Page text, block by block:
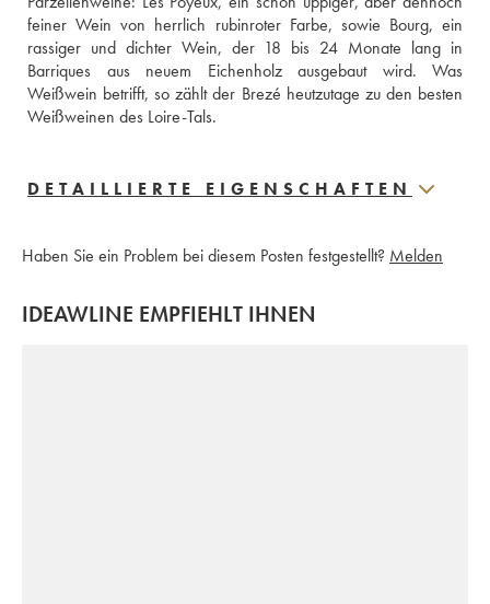
feiner Wein von herrlich rubinroter Farbe, sowie Bourg, ein
rassiger und dichter Wein, der 18 bis 24 Monate lang in
Barriques aus neuem Eichenholz ausgebaut wird. Was
Weißwein betrifft, so zählt der Brezé heutzutage zu den besten
Weißweinen des Loire-Tals.
DETAILLIERTE EIGENSCHAFTEN
Haben Sie ein Problem bei diesem Posten festgestellt? Melden
IDEAWLINE EMPFIEHLT IHNEN